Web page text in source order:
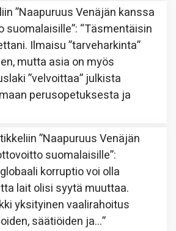
”Naapuruus Venäjän kanssa
suomalaisille”: “Täsmentäisin
Ilmaisu ”tarveharkinta”
mutta asia on myös
”velvoittaa” julkista
perusopetuksesta ja
”Naapuruus Venäjän
suomalaisille”:
korruptio voi olla
lait olisi syytä muuttaa.
yksityinen vaalirahoitus
säätiöiden ja…”